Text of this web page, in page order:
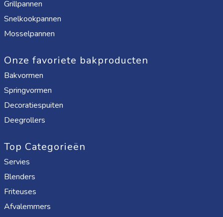
Grillpannen
Snelkookpannen
Mosselpannen
Onze favoriete bakproducten
Bakvormen
Springvormen
Decoratiespuiten
Deegrollers
Top Categorieën
Servies
Blenders
Friteuses
Afvalemmers